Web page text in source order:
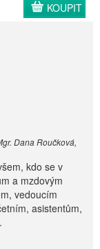
KOUPIT
Dana Roučková,
kdo se v
a mzdovým
vedoucím
asistentům,